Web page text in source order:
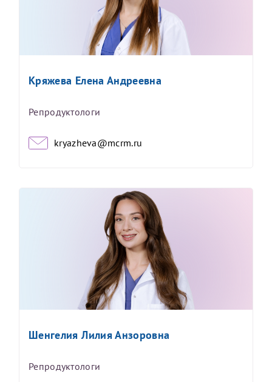
Кряжева Елена Андреевна
Репродуктологи
kryazheva@mcrm.ru
Шенгелия Лилия Анзоровна
Репродуктологи